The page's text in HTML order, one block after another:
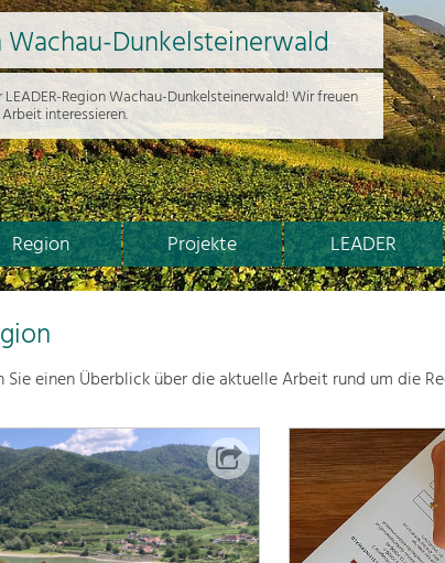
Region Projekte LEADER
Wachau-Dunkelsteinerwald
Region Wachau-Dunkelsteinerwald! Wir freuen
interessieren.
Sie einen Überblick über die aktuelle Arbeit rund um die